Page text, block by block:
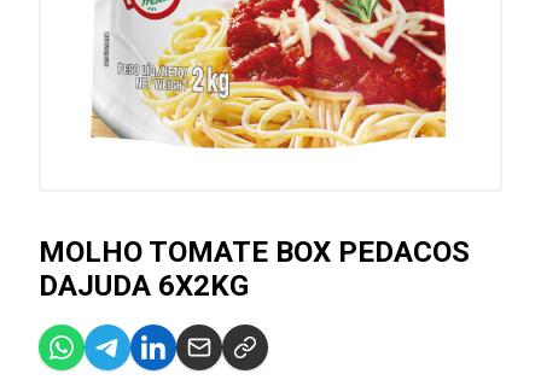
MOLHO TOMATE BOX PEDACOS
DAJUDA 6X2KG